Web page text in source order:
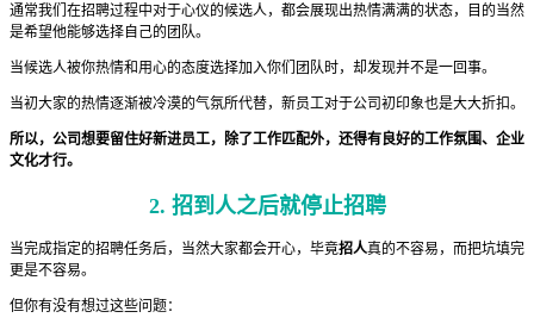
通常我们在招聘过程中对于心仪的候选人，都会展现出热情满满的状态，目的当然
是希望他能够选择自己的团队。
当候选人被你热情和用心的态度选择加入你们团队时，却发现并不是一回事。
当初大家的热情逐渐被冷漠的气氛所代替，新员工对于公司初印象也是大大折扣。
所以，公司想要留住好新进员工，除了工作匹配外，还得有良好的工作氛围、企业
文化才行。
2. 招到人之后就停止招聘
当完成指定的招聘任务后，当然大家都会开心，毕竟招人真的不容易，而把坑填完
更是不容易。
但你有没有想过这些问题：